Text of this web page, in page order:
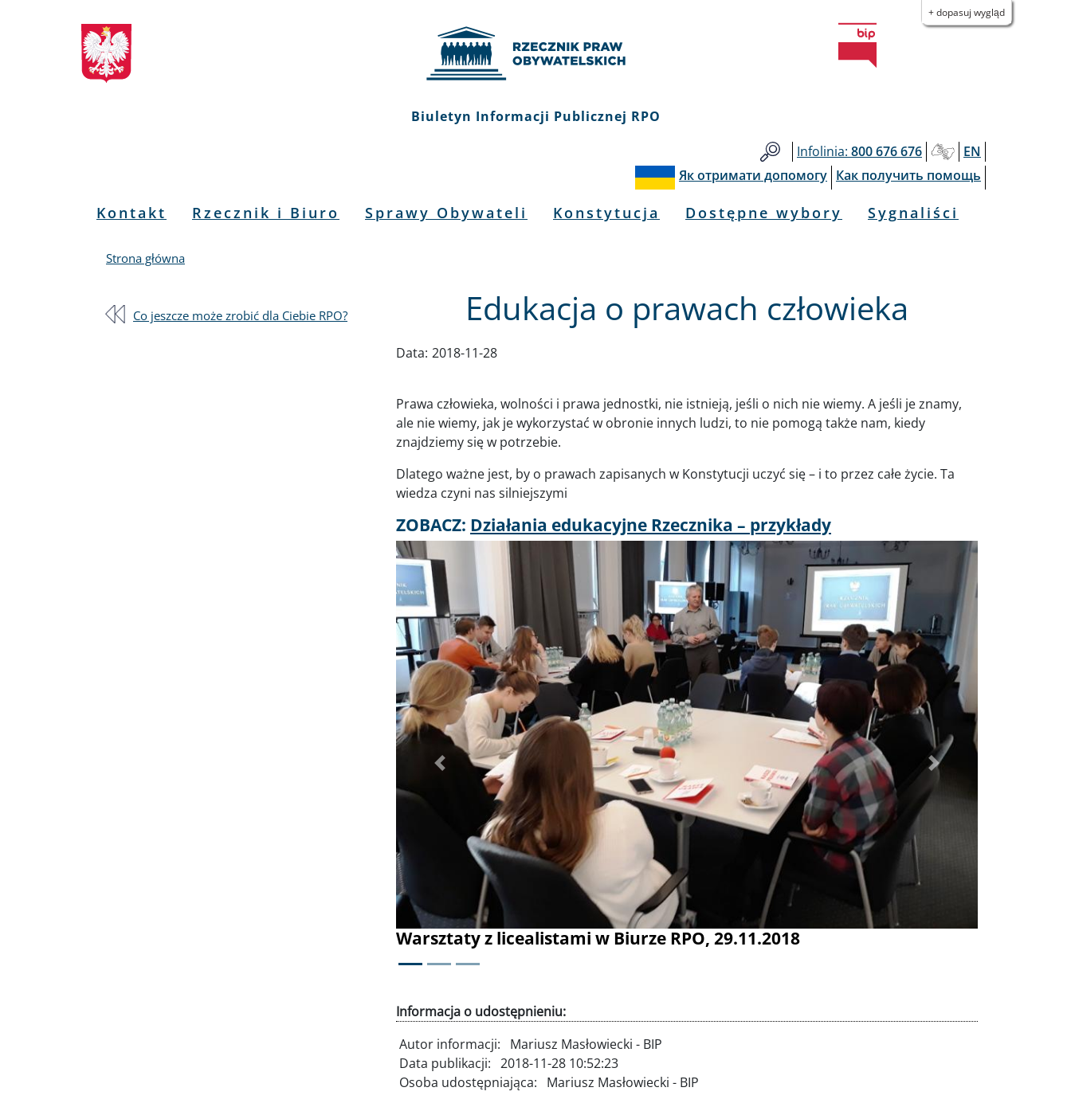
Biuletyn
Informacji
Publicznej
+ dopasuj wygląd
Biuletyn Informacji Publicznej RPO
Infolinia: 800 676 676
EN
Як отримати допомогу Как получить помощь
Menu
Kontakt Rzecznik i Biuro Sprawy Obywateli Konstytucja Dostępne wybory Sygnaliści
Strona główna
Edukacja o prawach człowieka
Data: 2018-11-28
Prawa człowieka, wolności i prawa jednostki, nie istnieją, jeśli o nich nie wiemy. A jeśli je znamy,
ale nie wiemy, jak je wykorzystać w obronie innych ludzi, to nie pomogą także nam, kiedy
znajdziemy się w potrzebie.
Dlatego ważne jest, by o prawach zapisanych w Konstytucji uczyć się – i to przez całe życie. Ta
wiedza czyni nas silniejszymi
ZOBACZ: Działania edukacyjne Rzecznika – przykłady
Studenci Uniwersytetu Warszawskiego na spotkaniu z RPO 22.10.2018
Poprzednie Dalej
Informacja o udostępnieniu:
Autor informacji:
Mariusz Masłowiecki - BIP
Data publikacji: 2018-11-28 10:52:23
Osoba udostępniająca:
Mariusz Masłowiecki - BIP
Co jeszcze może zrobić dla Ciebie RPO?